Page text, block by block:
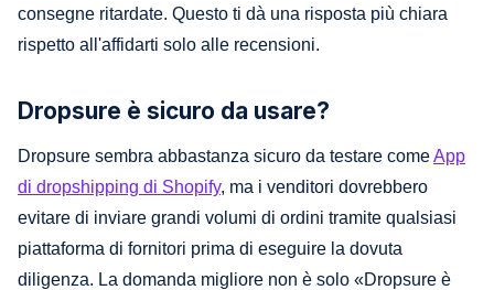
consegne ritardate. Questo ti dà una risposta più chiara
rispetto all'affidarti solo alle recensioni.
Dropsure è sicuro da usare?
Dropsure sembra abbastanza sicuro da testare comeApp
di dropshipping di Shopify, ma i venditori dovrebbero
evitare di inviare grandi volumi di ordini tramite qualsiasi
piattaforma di fornitori prima di eseguire la dovuta
diligenza. La domanda migliore non è solo «Dropsure è